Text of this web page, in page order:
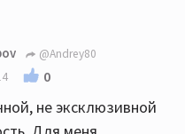
@Andrey80
0
не эксклюзивной